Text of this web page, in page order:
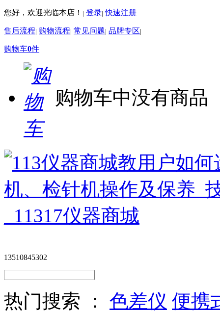
您好，欢迎光临本店！ | 登录| 快速注册
售后流程| 购物流程| 常见问题| 品牌专区|
购物车0件
购物车中没有商品
13510845302
热门搜索 ： 色差仪 便携